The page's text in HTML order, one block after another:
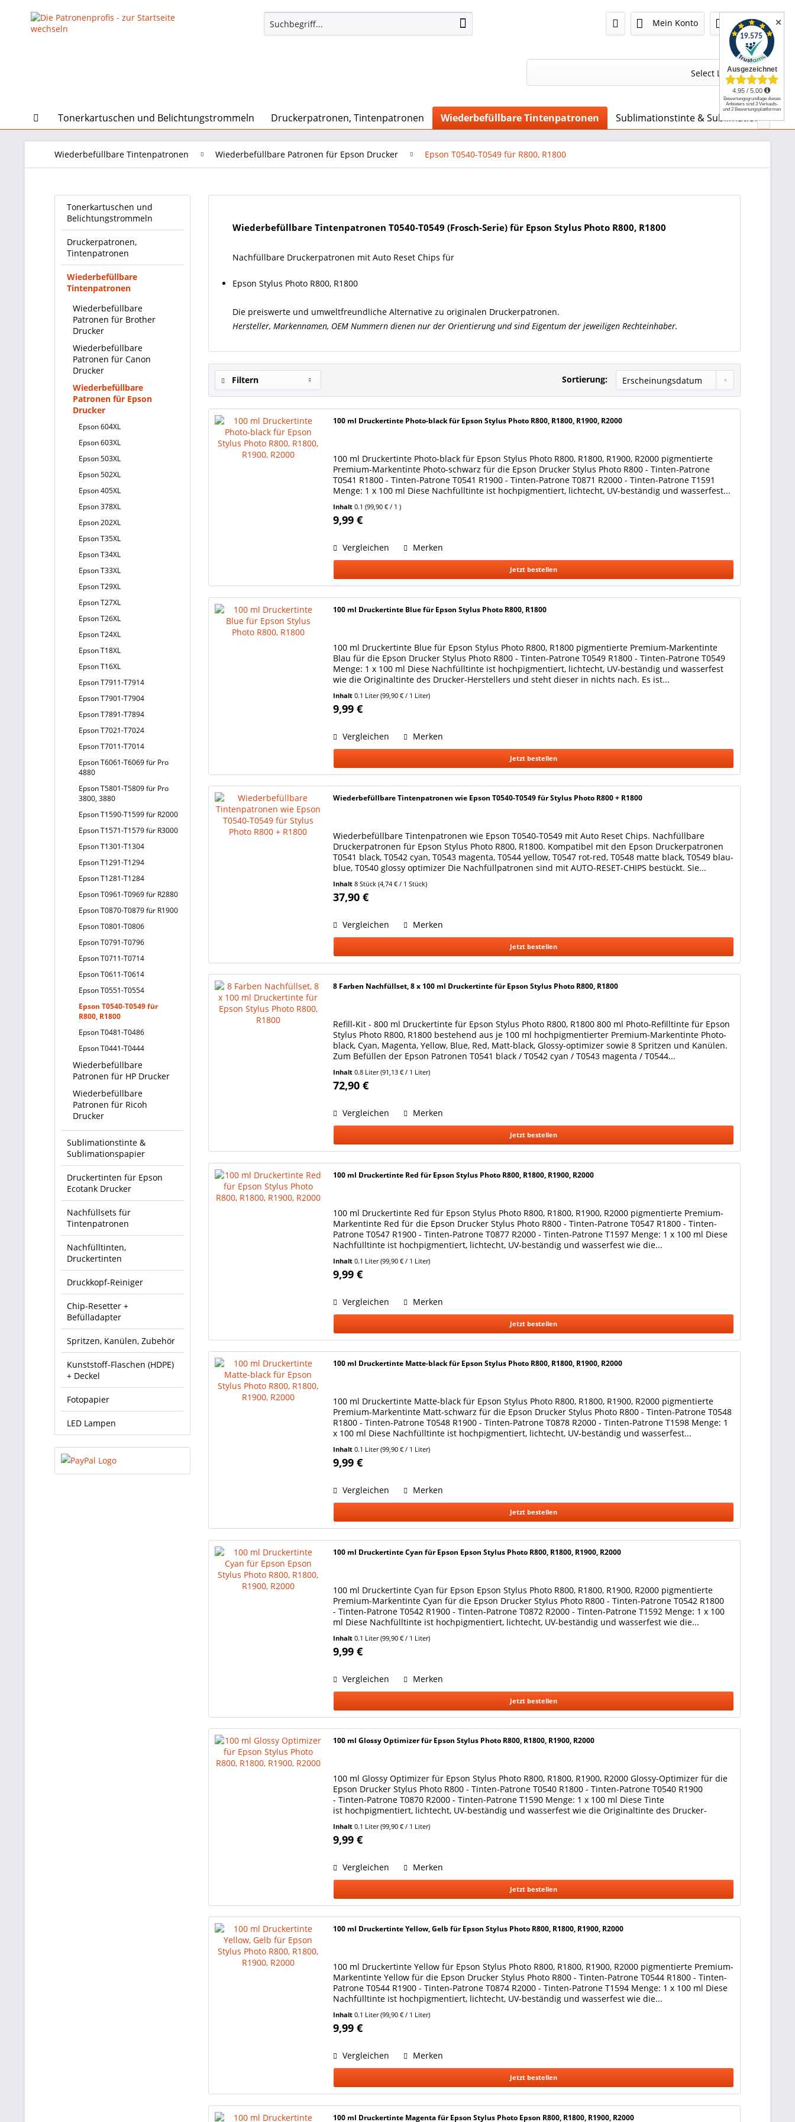
Mein Konto 0,00 €
Select Language▼
Tonerkartuschen und Belichtungstrommeln Druckerpatronen, Tintenpatronen Wiederbefüllbare Tintenpatronen Sublimationstinte & Sublimationspapier

Wiederbefüllbare Tintenpatronen Wiederbefüllbare Patronen für Epson Drucker Epson T0540-T0549 für R800, R1800
Tonerkartuschen und
Belichtungstrommeln
Druckerpatronen,
Tintenpatronen
Wiederbefüllbare
Tintenpatronen
Wiederbefüllbare
Patronen für Brother
Drucker
Wiederbefüllbare
Patronen für Canon
Drucker
Wiederbefüllbare
Patronen für Epson
Drucker
Epson 604XL
Epson 603XL
Epson 503XL
Epson 502XL
Epson 405XL
Epson 378XL
Epson 202XL
Epson T35XL
Epson T34XL
Epson T33XL
Epson T29XL
Epson T27XL
Epson T26XL
Epson T24XL
Epson T18XL
Epson T16XL
Epson T7911-T7914
Epson T7901-T7904
Epson T7891-T7894
Epson T7021-T7024
Epson T7011-T7014
Epson T6061-T6069 für Pro
4880
Epson T5801-T5809 für Pro
3800, 3880
Epson T1590-T1599 für R2000
Epson T1571-T1579 für R3000
Epson T1301-T1304
Epson T1291-T1294
Epson T1281-T1284
Epson T0961-T0969 für R2880
Epson T0870-T0879 für R1900
Epson T0801-T0806
Epson T0791-T0796
Epson T0711-T0714
Epson T0611-T0614
Epson T0551-T0554
Epson T0540-T0549 für
R800, R1800
Epson T0481-T0486
Epson T0441-T0444
Wiederbefüllbare
Patronen für HP Drucker
Wiederbefüllbare
Patronen für Ricoh
Drucker
Sublimationstinte &
Sublimationspapier
Druckertinten für Epson
Ecotank Drucker
Nachfüllsets für
Tintenpatronen
Nachfülltinten,
Druckertinten
Druckkopf-Reiniger
Chip-Resetter +
Befülladapter
Spritzen, Kanülen, Zubehör
Kunststoff-Flaschen (HDPE)
+ Deckel
Fotopapier
LED Lampen
Wiederbefüllbare Tintenpatronen T0540-T0549 (Frosch-Serie) für Epson Stylus Photo R800, R1800
Nachfüllbare Druckerpatronen mit Auto Reset Chips für
Epson Stylus Photo R800, R1800
Die preiswerte und umweltfreundliche Alternative zu originalen Druckerpatronen.
Hersteller, Markennamen, OEM Nummern dienen nur der Orientierung und sind Eigentum der jeweiligen Rechteinhaber.
Filtern Sortierung:
100 ml Druckertinte Photo-black für Epson Stylus Photo R800, R1800, R1900, R2000
100 ml Druckertinte Photo-black für Epson Stylus Photo R800, R1800, R1900, R2000 pigmentierte
Premium-Markentinte Photo-schwarz für die Epson Drucker Stylus Photo R800 - Tinten-Patrone
T0541 R1800 - Tinten-Patrone T0541 R1900 - Tinten-Patrone T0871 R2000 - Tinten-Patrone T1591
Menge: 1 x 100 ml Diese Nachfülltinte ist hochpigmentiert, lichtecht, UV-beständig und wasserfest...
Inhalt0.1(99,90 € / 1 )
9,99 €
Vergleichen Merken
Jetzt bestellen
100 ml Druckertinte Blue für Epson Stylus Photo R800, R1800
100 ml Druckertinte Blue für Epson Stylus Photo R800, R1800 pigmentierte Premium-Markentinte
Blau für die Epson Drucker Stylus Photo R800 - Tinten-Patrone T0549 R1800 - Tinten-Patrone T0549
Menge: 1 x 100 ml Diese Nachfülltinte ist hochpigmentiert, lichtecht, UV-beständig und wasserfest
wie die Originaltinte des Drucker-Herstellers und steht dieser in nichts nach. Es ist...
Inhalt0.1 Liter(99,90 € / 1 Liter)
9,99 €
Vergleichen Merken
Jetzt bestellen
Wiederbefüllbare Tintenpatronen wie Epson T0540-T0549 für Stylus Photo R800 + R1800
Wiederbefüllbare Tintenpatronen wie Epson T0540-T0549 mit Auto Reset Chips. Nachfüllbare
Druckerpatronen für Epson Stylus Photo R800, R1800. Kompatibel mit den Epson Druckerpatronen
T0541 black, T0542 cyan, T0543 magenta, T0544 yellow, T0547 rot-red, T0548 matte black, T0549 blau-
blue, T0540 glossy optimizer Die Nachfüllpatronen sind mit AUTO-RESET-CHIPS bestückt. Sie...
Inhalt8 Stück(4,74 € / 1 Stück)
37,90 €
Vergleichen Merken
Jetzt bestellen
8 Farben Nachfüllset, 8 x 100 ml Druckertinte für Epson Stylus Photo R800, R1800
Refill-Kit - 800 ml Druckertinte für Epson Stylus Photo R800, R1800 800 ml Photo-Refilltinte für Epson
Stylus Photo R800, R1800 bestehend aus je 100 ml hochpigmentierter Premium-Markentinte Photo-
black, Cyan, Magenta, Yellow, Blue, Red, Matt-black, Glossy-optimizer sowie 8 Spritzen und Kanülen.
Zum Befüllen der Epson Patronen T0541 black / T0542 cyan / T0543 magenta / T0544...
Inhalt0.8 Liter(91,13 € / 1 Liter)
72,90 €
Vergleichen Merken
Jetzt bestellen
100 ml Druckertinte Red für Epson Stylus Photo R800, R1800, R1900, R2000
100 ml Druckertinte Red für Epson Stylus Photo R800, R1800, R1900, R2000 pigmentierte Premium-
Markentinte Red für die Epson Drucker Stylus Photo R800 - Tinten-Patrone T0547 R1800 - Tinten-
Patrone T0547 R1900 - Tinten-Patrone T0877 R2000 - Tinten-Patrone T1597 Menge: 1 x 100 ml Diese
Nachfülltinte ist hochpigmentiert, lichtecht, UV-beständig und wasserfest wie die...
Inhalt0.1 Liter(99,90 € / 1 Liter)
9,99 €
Vergleichen Merken
Jetzt bestellen
100 ml Druckertinte Matte-black für Epson Stylus Photo R800, R1800, R1900, R2000
100 ml Druckertinte Matte-black für Epson Stylus Photo R800, R1800, R1900, R2000 pigmentierte
Premium-Markentinte Matt-schwarz für die Epson Drucker Stylus Photo R800 - Tinten-Patrone T0548
R1800 - Tinten-Patrone T0548 R1900 - Tinten-Patrone T0878 R2000 - Tinten-Patrone T1598 Menge: 1
x 100 ml Diese Nachfülltinte ist hochpigmentiert, lichtecht, UV-beständig und wasserfest...
Inhalt0.1 Liter(99,90 € / 1 Liter)
9,99 €
Vergleichen Merken
Jetzt bestellen
100 ml Druckertinte Cyan für Epson Epson Stylus Photo R800, R1800, R1900, R2000
100 ml Druckertinte Cyan für Epson Epson Stylus Photo R800, R1800, R1900, R2000 pigmentierte
Premium-Markentinte Cyan für die Epson Drucker Stylus Photo R800 - Tinten-Patrone T0542 R1800
- Tinten-Patrone T0542 R1900 - Tinten-Patrone T0872 R2000 - Tinten-Patrone T1592 Menge: 1 x 100
ml Diese Nachfülltinte ist hochpigmentiert, lichtecht, UV-beständig und wasserfest wie die...
Inhalt0.1 Liter(99,90 € / 1 Liter)
9,99 €
Vergleichen Merken
Jetzt bestellen
100 ml Glossy Optimizer für Epson Stylus Photo R800, R1800, R1900, R2000
100 ml Glossy Optimizer für Epson Stylus Photo R800, R1800, R1900, R2000 Glossy-Optimizer für die
Epson Drucker Stylus Photo R800 - Tinten-Patrone T0540 R1800 - Tinten-Patrone T0540 R1900
- Tinten-Patrone T0870 R2000 - Tinten-Patrone T1590 Menge: 1 x 100 ml Diese Tinte
ist hochpigmentiert, lichtecht, UV-beständig und wasserfest wie die Originaltinte des Drucker-
Inhalt0.1 Liter(99,90 € / 1 Liter)
9,99 €
Vergleichen Merken
Jetzt bestellen
100 ml Druckertinte Yellow, Gelb für Epson Stylus Photo R800, R1800, R1900, R2000
100 ml Druckertinte Yellow für Epson Stylus Photo R800, R1800, R1900, R2000 pigmentierte Premium-
Markentinte Yellow für die Epson Drucker Stylus Photo R800 - Tinten-Patrone T0544 R1800 - Tinten-
Patrone T0544 R1900 - Tinten-Patrone T0874 R2000 - Tinten-Patrone T1594 Menge: 1 x 100 ml Diese
Nachfülltinte ist hochpigmentiert, lichtecht, UV-beständig und wasserfest wie die...
Inhalt0.1 Liter(99,90 € / 1 Liter)
9,99 €
Vergleichen Merken
Jetzt bestellen
100 ml Druckertinte Magenta für Epson Stylus Photo Epson R800, R1800, R1900, R2000
✕